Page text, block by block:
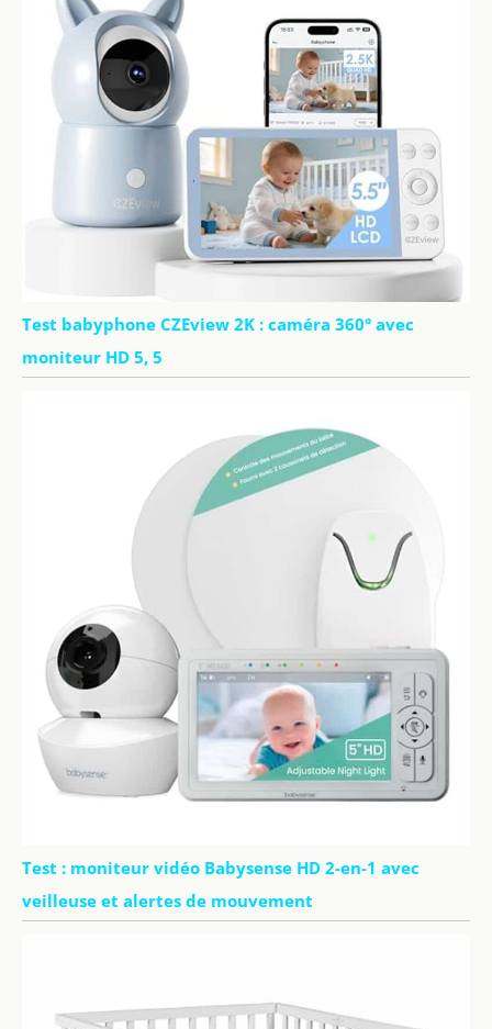
confort
intelligentes : la
technologie FHSS
sécurisée de 2,4
GHz garantit une
transmission
privée et
sécurisée de
l'audio et de la
vidéo, sans
connexion Wi-Fi ni
compatibilité avec
les téléphones
portables. La
calmer votre bébé
avec votre voix ou
de chanter une
avoir à entrer
dans la pièce.
Ajustez facilement
environnement
pour une vision
confortable,
même la nuit
Test babyphone CZEview 2K : caméra 360° avec
moniteur HD 5, 5
Test : moniteur vidéo Babysense HD 2-en-1 avec
veilleuse et alertes de mouvement